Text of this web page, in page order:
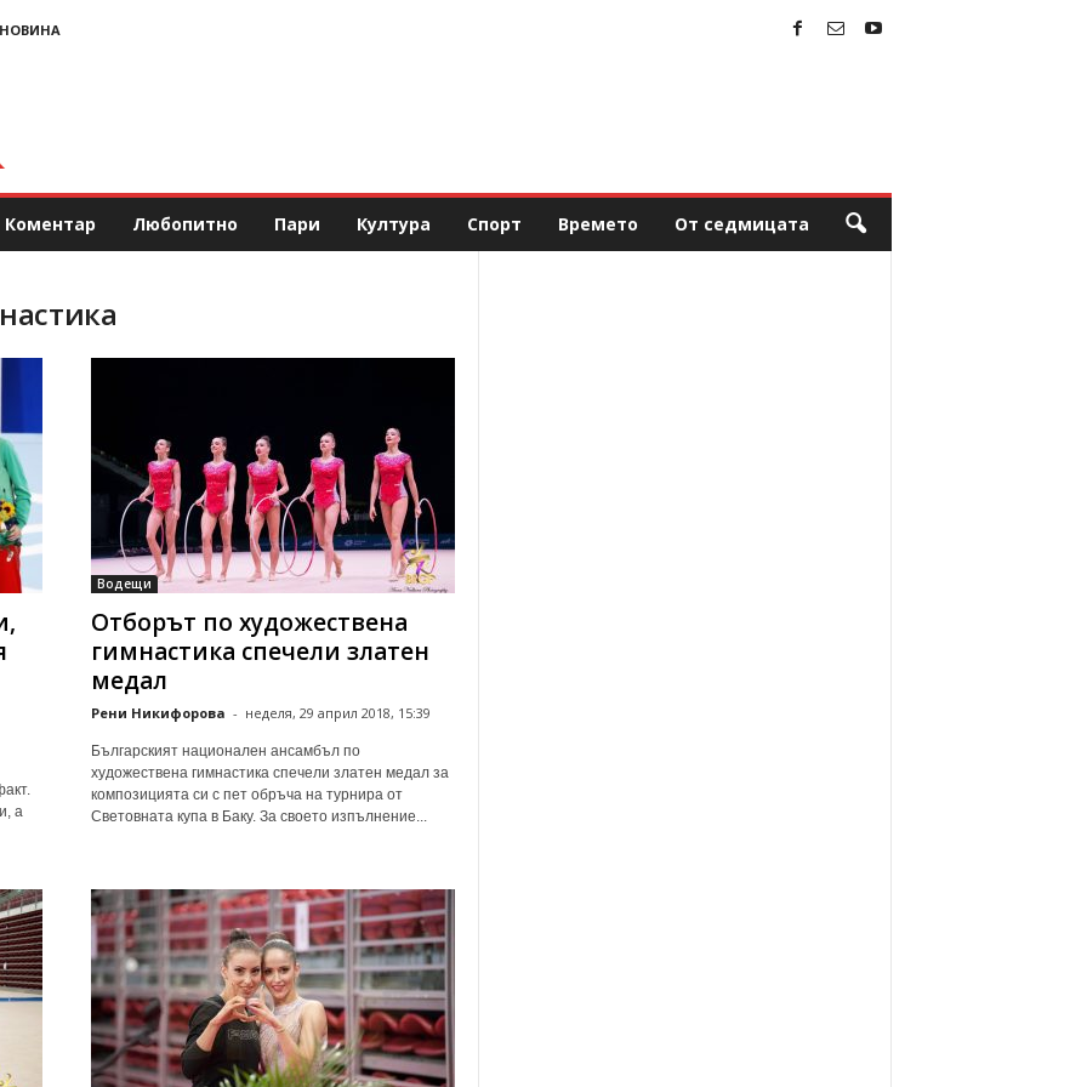
Коментар Любопитно Пари Култура Спорт Времето От седмицата
а
Водещи
Отборът по художествена
гимнастика спечели златен
медал
Рени Никифорова - неделя, 29 април 2018, 15:39
Българският национален ансамбъл по
художествена гимнастика спечели златен медал за
композицията си с пет обръча на турнира от
Световната купа в Баку. За своето изпълнение...